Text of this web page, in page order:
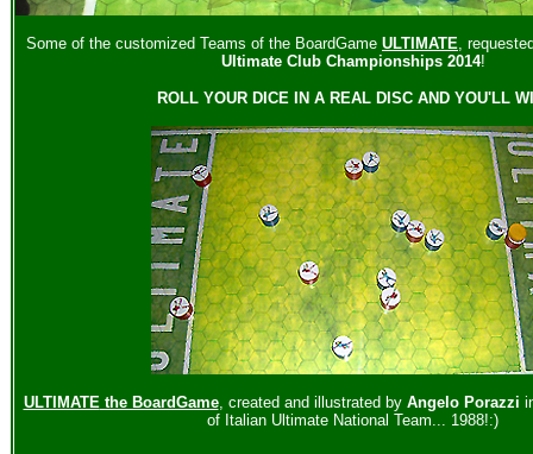
Some of the customized Teams of the BoardGame ULTIMATE,
Ultimate Club Championships 2014!
ROLL YOUR DICE IN A REAL DISC AND YOU'LL
ULTIMATEthe BoardGame, created and illustrated by Angelo Porazzi
of Italian Ultimate National Team... 1988!:)